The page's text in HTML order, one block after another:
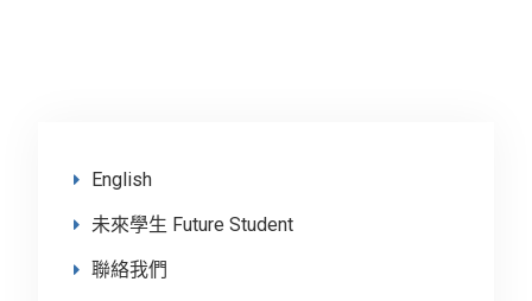
English
未來學生 Future Student
聯絡我們